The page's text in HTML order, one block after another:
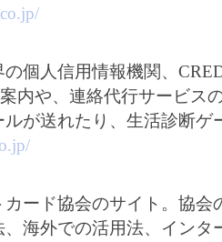
の個人信用情報機関、
内や、連絡代行サービス
が送れたり、生活診断ゲ
カード協会のサイト。協
海外での活用法、インタ